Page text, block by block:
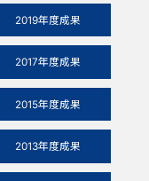
2019年度成果
2017年度成果
2015年度成果
2013年度成果